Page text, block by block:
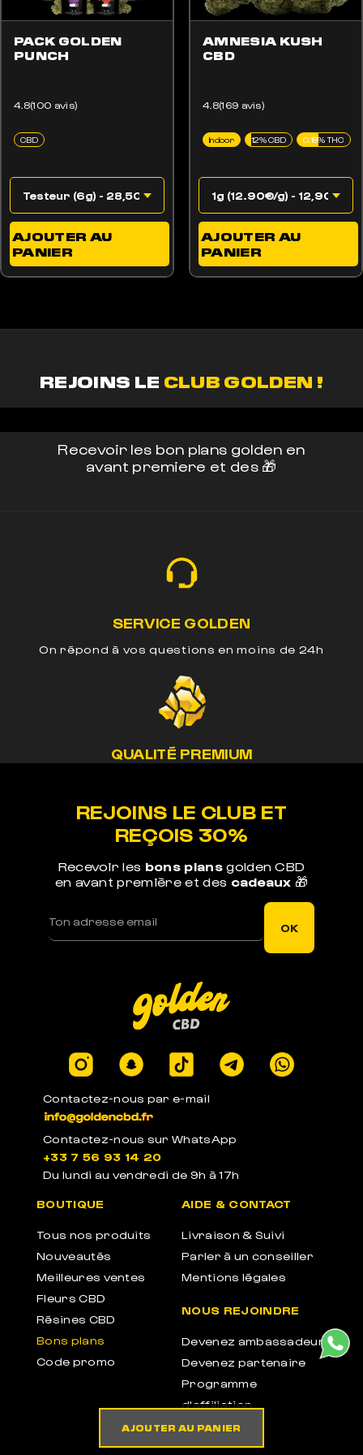
AJOUTER AU PANIER
AJOUTER AU
PANIER
PACK GOLDEN
PUNCH
CBD
4.8(100 avis)
AJOUTER AU
PANIER
AMNESIA KUSH
CBD
Indoor 12% CBD 0.18% THC
4.8(169 avis)
REJOINS LE CLUB GOLDEN !
Recevoir les bon plans golden en
avant premiere et des 🎁
SERVICE GOLDEN
On répond à vos questions en moins de 24h
QUALITÉ PREMIUM
Votre commande est expédiée sous 1j ouvré
LEGAL EN EUROPE
Produits certifiés en laboratoires à -0.3% de
THC
PACKAGE ANONYME
Contactez-nous par e-mail
Contactez-nous sur WhatsApp
+33 7 56 93 14 20
Du lundi au vendredi de 9h à 17h
BOUTIQUE
Tous nos produits
Nouveautés
Meilleures ventes
Fleurs CBD
Résines CBD
Bons plans
Code promo
AIDE & CONTACT
Livraison & Suivi
Parler à un conseiller
Mentions légales
NOUS REJOINDRE
Devenez ambassadeur
Devenez partenaire
Programme
d'affiliation
REJOINS LE CLUB ET
REÇOIS 30%
Recevoir les bons plansgolden CBD
en avant première et des cadeaux 🎁
OK